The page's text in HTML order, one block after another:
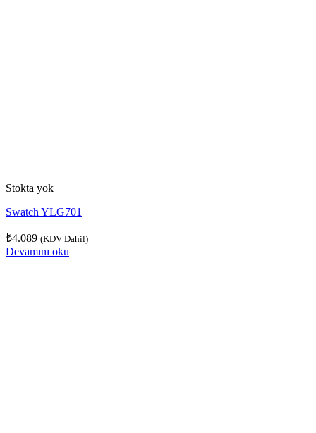
Stokta yok
Swatch YLG701
₺4.089 (KDV Dahil)
Devamını oku